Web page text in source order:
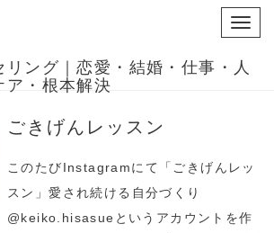
リング｜恋愛・結婚・仕事・人
ア・根本解決
ごきげんレッスン
このたびInstagramにて「ごきげんレッ
スン」愛され続ける自分づくり
@keiko.hisasueというアカウントを作